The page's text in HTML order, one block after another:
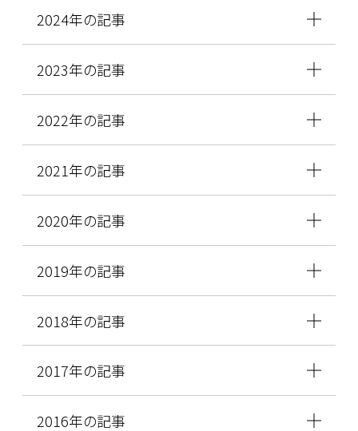
2024年の記事
2023年の記事
2022年の記事
2021年の記事
2020年の記事
2019年の記事
2018年の記事
2017年の記事
2016年の記事